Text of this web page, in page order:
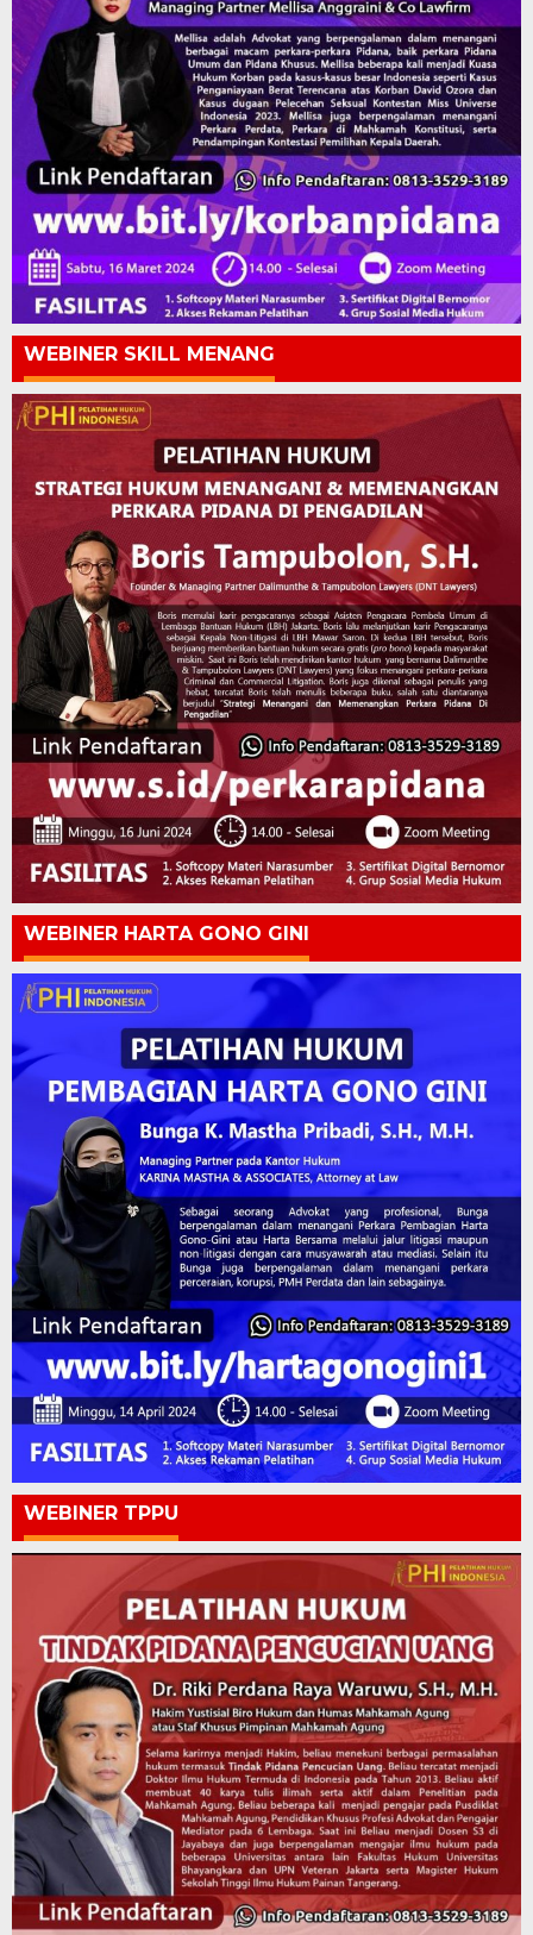
WEBINER SKILL MENANG
WEBINER HARTA GONO GINI
WEBINER TPPU